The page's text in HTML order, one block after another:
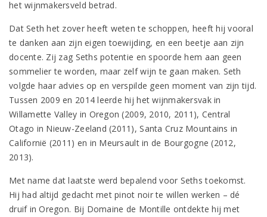
het wijnmakersveld betrad.
Dat Seth het zover heeft weten te schoppen, heeft hij vooral
te danken aan zijn eigen toewijding, en een beetje aan zijn
docente. Zij zag Seths potentie en spoorde hem aan geen
sommelier te worden, maar zelf wijn te gaan maken. Seth
volgde haar advies op en verspilde geen moment van zijn tijd.
Tussen 2009 en 2014 leerde hij het wijnmakersvak in
Willamette Valley in Oregon (2009, 2010, 2011), Central
Otago in Nieuw-Zeeland (2011), Santa Cruz Mountains in
Californië (2011) en in Meursault in de Bourgogne (2012,
2013).
Met name dat laatste werd bepalend voor Seths toekomst.
Hij had altijd gedacht met pinot noir te willen werken – dé
druif in Oregon. Bij Domaine de Montille ontdekte hij met